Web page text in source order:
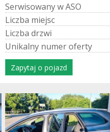
SerwisowanywASO
Liczba miejsc
Liczba drzwi
Unikalny numeroferty
Zapytaj o pojazd